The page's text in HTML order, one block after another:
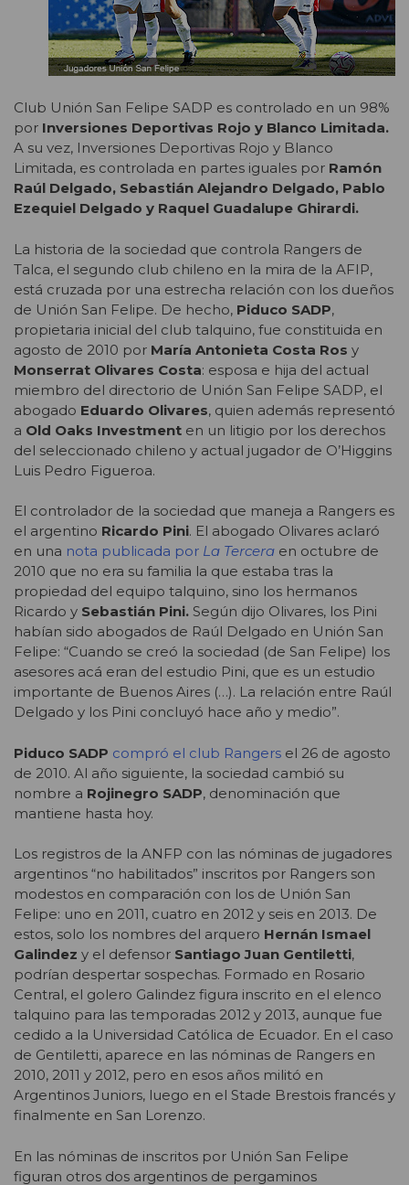
Club Unión San Felipe SADP es controlado en un 98%
por Inversiones Deportivas Rojo y Blanco Limitada.
A su vez, Inversiones Deportivas Rojo y Blanco
Limitada, es controlada en partes iguales por Ramón
Raúl Delgado, Sebastián Alejandro Delgado, Pablo
Ezequiel Delgado y Raquel Guadalupe Ghirardi.
La historia de la sociedad que controla Rangers de
Talca, el segundo club chileno en la mira de la AFIP,
está cruzada por una estrecha relación con los dueños
de Unión San Felipe. De hecho, Piduco SADP,
propietaria inicial del club talquino, fue constituida en
agosto de 2010 por María Antonieta Costa Ros y
Monserrat Olivares Costa: esposa e hija del actual
miembro del directorio de Unión San Felipe SADP, el
abogado Eduardo Olivares, quien además representó
a Old Oaks Investment en un litigio por los derechos
del seleccionado chileno y actual jugador de O’Higgins
Luis Pedro Figueroa.
El controlador de la sociedad que maneja a Rangers es
el argentino Ricardo Pini. El abogado Olivares aclaró
en una nota publicada por La Tercera en octubre de
2010 que no era su familia la que estaba tras la
propiedad del equipo talquino, sino los hermanos
Ricardo y Sebastián Pini. Según dijo Olivares, los Pini
habían sido abogados de Raúl Delgado en Unión San
Felipe: “Cuando se creó la sociedad (de San Felipe) los
asesores acá eran del estudio Pini, que es un estudio
importante de Buenos Aires (…). La relación entre Raúl
Delgado y los Pini concluyó hace año y medio”.
Piduco SADP compró el club Rangers el 26 de agosto
de 2010. Al año siguiente, la sociedad cambió su
nombre a Rojinegro SADP, denominación que
mantiene hasta hoy.
Los registros de la ANFP con las nóminas de jugadores
argentinos “no habilitados” inscritos por Rangers son
modestos en comparación con los de Unión San
Felipe: uno en 2011, cuatro en 2012 y seis en 2013. De
estos, solo los nombres del arquero Hernán Ismael
Galindez y el defensor Santiago Juan Gentiletti,
podrían despertar sospechas. Formado en Rosario
Central, el golero Galindez figura inscrito en el elenco
talquino para las temporadas 2012 y 2013, aunque fue
cedido a la Universidad Católica de Ecuador. En el caso
de Gentiletti, aparece en las nóminas de Rangers en
2010, 2011 y 2012, pero en esos años militó en
Argentinos Juniors, luego en el Stade Brestois francés y
finalmente en San Lorenzo.
En las nóminas de inscritos por Unión San Felipe
figuran otros dos argentinos de pergaminos